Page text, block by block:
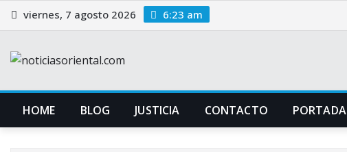
Saltar
al
viernes, 7 agosto 2026 6:23 am
HOME BLOG JUSTICIA CONTACTO PORTADA